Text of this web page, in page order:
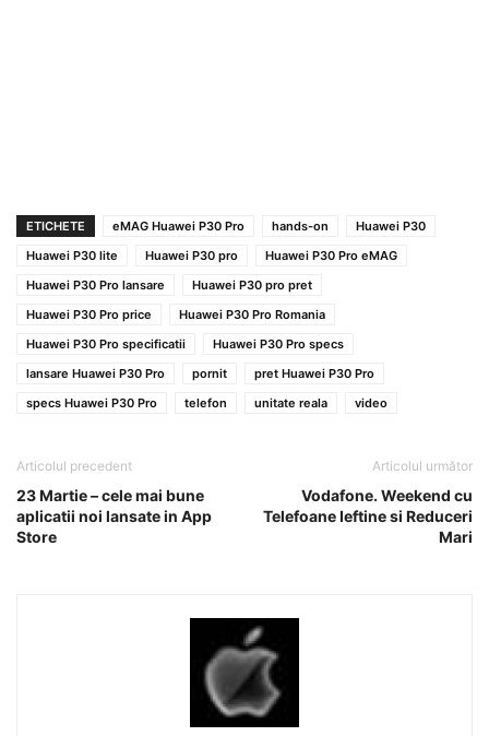
ETICHETE eMAG Huawei P30 Pro hands-on
Huawei P30
Huawei P30 lite
Huawei P30 pro
Huawei P30 Pro eMAG
Huawei P30 Pro lansare
Huawei P30 pro pret
Huawei P30 Pro price
Huawei P30 Pro Romania
Huawei P30 Pro specificatii
Huawei P30 Pro specs
lansare Huawei P30 Pro
pornit
pret Huawei P30 Pro
specs Huawei P30 Pro
telefon unitate reala video
Articolul precedent
23 Martie – cele mai bune
aplicatii noi lansate in App
Store
Articolul următor
Vodafone. Weekend cu
Telefoane Ieftine si Reduceri
Mari